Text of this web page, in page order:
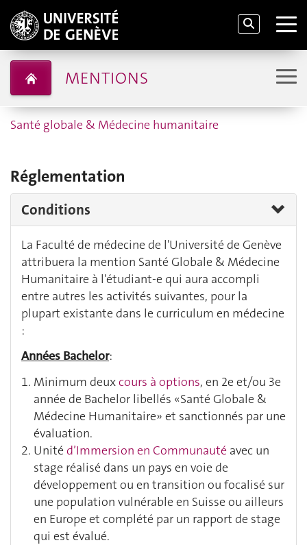
MENTIONS
Santé globale & Médecine humanitaire
Réglementation
Conditions
La Faculté de médecine de l'Université de Genève
attribuera la mention Santé Globale & Médecine
Humanitaire à l'étudiant-e qui aura accompli
entre autres les activités suivantes, pour la
plupart existante dans le curriculum en médecine
:
Années Bachelor:
Minimum deuxcours à options, en 2e et/ou 3e
année de Bachelor libellés «Santé Globale &
Médecine Humanitaire» et sanctionnés par une
évaluation.
Unité d’Immersion en Communauté avec un
stage réalisé dans un pays en voie de
développement ou en transition ou focalisé sur
une population vulnérable en Suisse ou ailleurs
en Europe et complété par un rapport de stage
qui est évalué.